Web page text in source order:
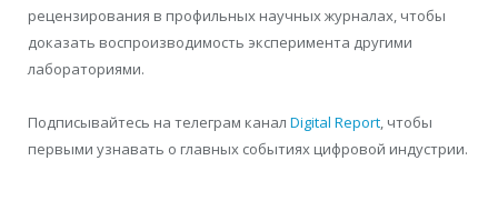
рецензирования в профильных научных журналах, чтобы
доказать воспроизводимость эксперимента другими
лабораториями.
Подписывайтесь на телеграм канал Digital Report, чтобы
первыми узнавать о главных событиях цифровой индустрии.